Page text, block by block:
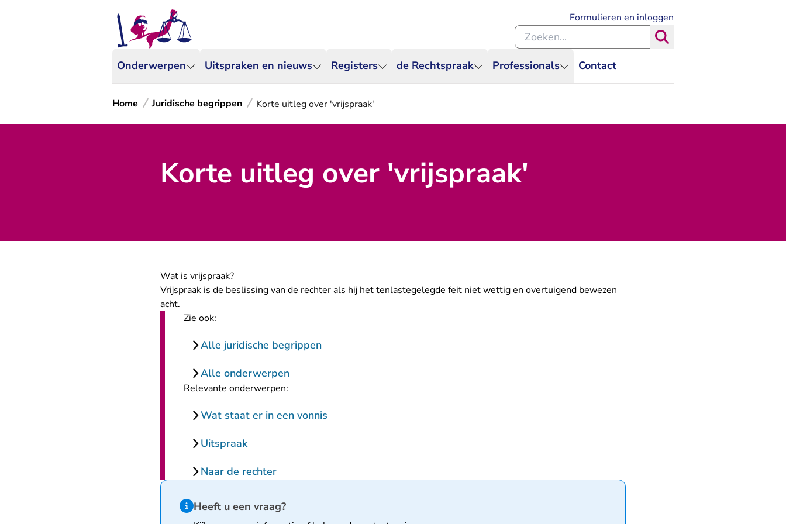
Onderwerpen Uitspraken en nieuws Registers de Rechtspraak Professionals Contact
Formulieren en inloggen
Zoeken binnen de Rechtspraak
Home Juridische begrippen Korte uitleg over 'vrijspraak'
Korte uitleg over 'vrijspraak'
Wat is vrijspraak?
Vrijspraak is de beslissing van de rechter als hij het tenlastegelegde feit niet wettig en overtuigend bewezen
acht.
Zie ook:
Alle juridische begrippen
Alle onderwerpen
Relevante onderwerpen:
Wat staat er in een vonnis
Uitspraak
Naar de rechter
Hint van type informatie
Heeft u een vraag?